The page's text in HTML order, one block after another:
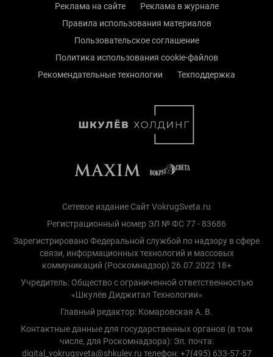
Реклама на сайте
Реклама в журнале
Правила использования материалов
Пользовательское соглашение
Политика использования cookie-файлов
Рекомендательные технологии
Техподдержка
Сетевое издание Сайт VokrugSveta.ru
Регистрационный номер ЭЛ № ФС 77 - 83686
Зарегистрировано Федеральной службой по надзору в сфере
связи, информационных технологий и массовых
коммуникаций (Роскомнадзор) 26.07.2022 18+
Учредитель: Общество с ограниченной ответственностью
«Шкулёв Диджитал Технологии»
Главный редактор: Комаровская А. В.
Контактные данные для государственных органов (в том
числе, для Роскомнадзора): Эл. почта:
digital_vokrugsveta@shkulev.ru телефон: +7(495) 633-57-57